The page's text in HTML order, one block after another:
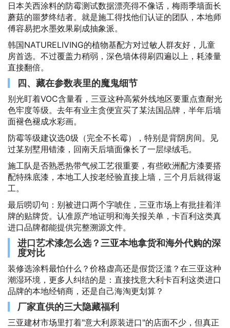
日本关西涂料的防霉测试数据漂亮得不像话，梅雨季墙面长
蘑菇的噩梦终结者。就是施工得找他们认证的团队，本地师
傅容易把水墨效果刷成抽象派。
韩国NATURELIVING的植物基配方对过敏人群友好，儿童
房首选。不过覆盖力稍弱，深色墙体得刷四遍以上，耗漆量
直接翻倍。
四、藏在参数表里的魔鬼细节
别光盯着VOC含量看，三亚这种高紫外线地区要重点查耐光
色牢度等级。去年有业主贪便宜买了某法国品牌，半年后墙
面褪色褪成水彩画。
防霉等级建议选0级（完全不长霉），特别是背阴房间。见
过某别墅用错漆，回南天后墙面像长了一层绿绒毛。
施工队是否熟悉热带气候工艺很重要，有些欧洲配方漆要搭
配特殊底漆，本地工人按老经验直接上墙，三个月后就得返
工。
最后唠叨句：别被进口两个字唬住，三亚市场上有批挂着洋
牌的贴牌货。认准原产地证明和海关报关单，卡百利这类真
进口品牌都能提供完整溯源文件。
进口艺术漆怎么选？三亚本地拿货和海外代购的深
度对比
装修选涂料最怕什么？价格虚高还是假货泛滥？在三亚这种
潮湿环境，更多人纠结的是：直接找意大利卡百利这类进口
品牌的本地经销商，还是自己海淘更划算？
厂家直供的三大隐藏福利
三亚建材市场里打着"意大利原装进口"的店面不少，但真正